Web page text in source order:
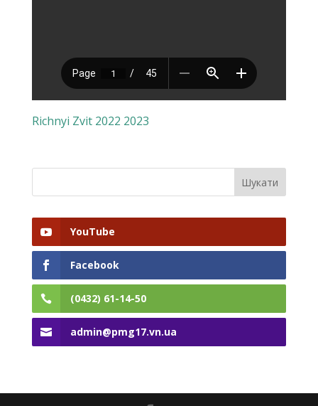
Richnyi Zvit 2022 2023
YouTube
Facebook
(0432) 61-14-50
admin@pmg17.vn.ua